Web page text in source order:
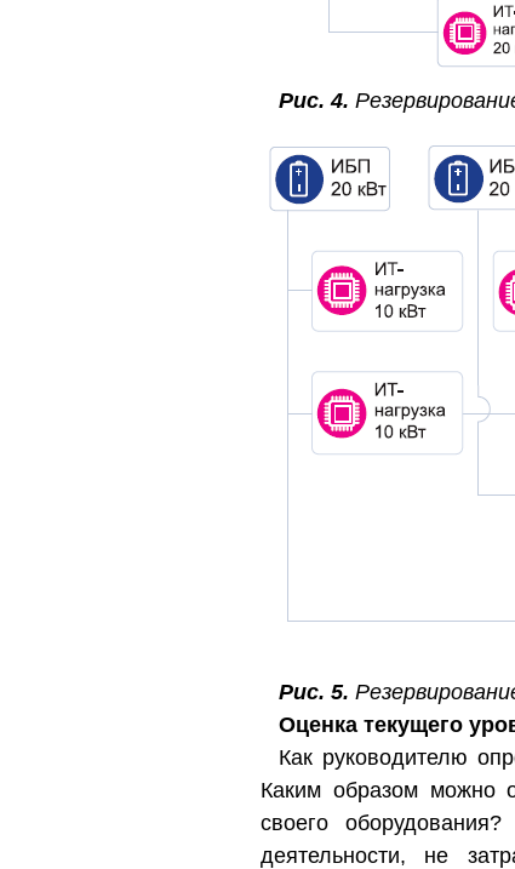
Рис. 4.
Рис. 5.
Оценка текущего
Как руководителю
Каким образом можно
своего
деятельности, не